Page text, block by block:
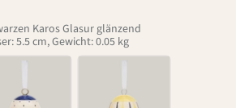
Karos Glasur glänzend
5.5 cm, Gewicht: 0.05 kg